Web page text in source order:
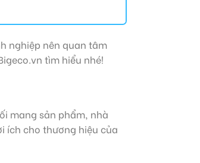
nghiệp nên quan tâm
tìm hiểu nhé!
mang sản phẩm, nhà
ích cho thương hiệu của